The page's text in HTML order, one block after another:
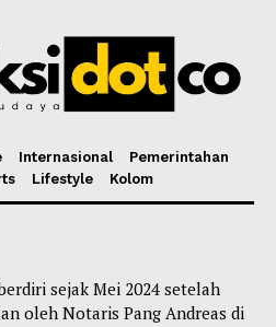
Internasional
Pemerintahan
Lifestyle Kolom
sejak Mei 2024 setelah
oleh Notaris Pang Andreas di